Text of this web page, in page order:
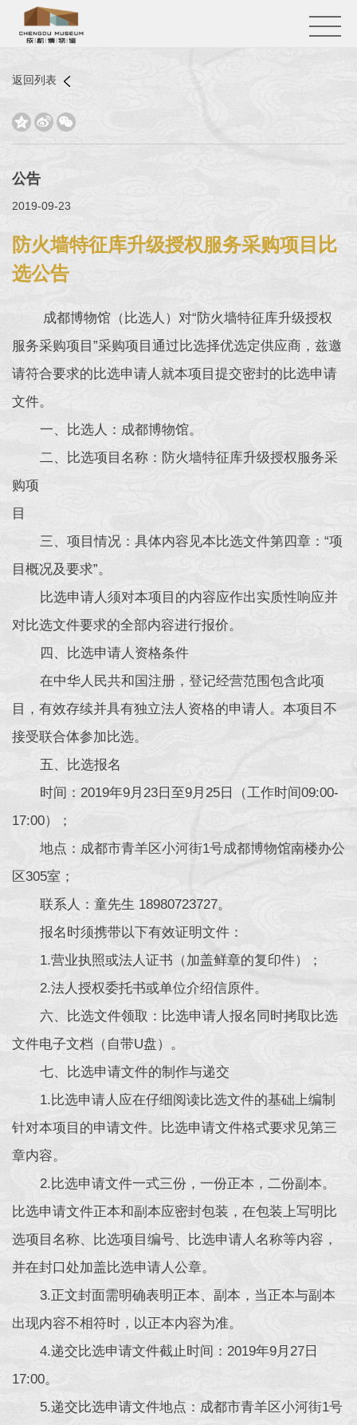
返回列表
  
公告
2019-09-23
防火墙特征库升级授权服务采购项目比
选公告
成都博物馆（比选人）对“防火墙特征库升级授权
服务采购项目”采购项目通过比选择优选定供应商，兹邀
请符合要求的比选申请人就本项目提交密封的比选申请
文件。
一、比选人：成都博物馆。
二、比选项目名称：防火墙特征库升级授权服务采
购项
三、项目情况：具体内容见本比选文件第四章：“项
目概况及要求”。
比选申请人须对本项目的内容应作出实质性响应并
对比选文件要求的全部内容进行报价。
四、比选申请人资格条件
在中华人民共和国注册，登记经营范围包含此项
目，有效存续并具有独立法人资格的申请人。本项目不
接受联合体参加比选。
五、比选报名
时间：2019年9月23日至9月25日（工作时间09:00-
17:00）；
地点：成都市青羊区小河街1号成都博物馆南楼办公
区305室；
联系人：童先生 18980723727。
报名时须携带以下有效证明文件：
1.营业执照或法人证书（加盖鲜章的复印件）；
2.法人授权委托书或单位介绍信原件。
六、比选文件领取：比选申请人报名同时拷取比选
文件电子文档（自带U盘）。
七、比选申请文件的制作与递交
1.比选申请人应在仔细阅读比选文件的基础上编制
针对本项目的申请文件。比选申请文件格式要求见第三
章内容。
2.比选申请文件一式三份，一份正本，二份副本。
比选申请文件正本和副本应密封包装，在包装上写明比
选项目名称、比选项目编号、比选申请人名称等内容，
并在封口处加盖比选申请人公章。
3.正文封面需明确表明正本、副本，当正本与副本
出现内容不相符时，以正本内容为准。
4.递交比选申请文件截止时间：2019年9月27日
17:00。
5.递交比选申请文件地点：成都市青羊区小河街1号